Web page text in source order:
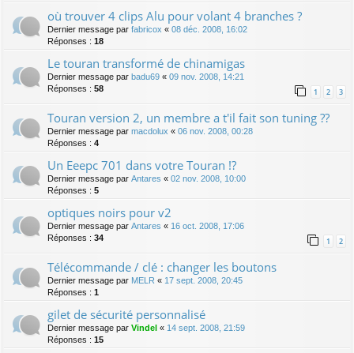
où trouver 4 clips Alu pour volant 4 branches ?
Dernier message par fabricox « 08 déc. 2008, 16:02
Réponses : 18
Le touran transformé de chinamigas
Dernier message par badu69 « 09 nov. 2008, 14:21
Réponses : 58 1 2 3
Touran version 2, un membre a t'il fait son tuning ??
Dernier message par macdolux « 06 nov. 2008, 00:28
Réponses : 4
Un Eeepc 701 dans votre Touran !?
Dernier message par Antares « 02 nov. 2008, 10:00
Réponses : 5
optiques noirs pour v2
Dernier message par Antares « 16 oct. 2008, 17:06
Réponses : 34 1 2
Télécommande / clé : changer les boutons
Dernier message par MELR « 17 sept. 2008, 20:45
Réponses : 1
gilet de sécurité personnalisé
Dernier message par Vindel « 14 sept. 2008, 21:59
Réponses : 15